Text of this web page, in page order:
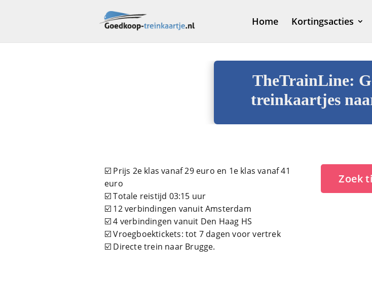
Home Kortingsacties
TheTrainLine:
treinkaartjes
☑️ Prijs 2e klas vanaf 29 euro en 1e klas vanaf 41
euro
☑️ Totale reistijd 03:15 uur
☑️ 12 verbindingen vanuit Amsterdam
☑️ 4 verbindingen vanuit Den Haag HS
☑️ Vroegboektickets: tot 7 dagen voor vertrek
☑️ Directe trein naar Brugge.
Zoek